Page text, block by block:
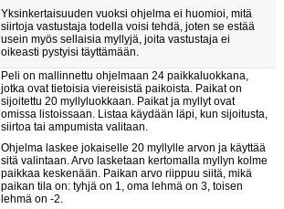
Yksinkertaisuuden vuoksi ohjelma ei huomioi, mitä
siirtoja vastustaja todella voisi tehdä, joten se estää
usein myös sellaisia myllyjä, joita vastustaja ei
oikeasti pystyisi täyttämään.
Peli on mallinnettu ohjelmaan 24 paikkaluokkana,
jotka ovat tietoisia viereisistä paikoista. Paikat on
sijoitettu 20 myllyluokkaan. Paikat ja myllyt ovat
omissa listoissaan. Listaa käydään läpi, kun sijoitusta,
siirtoa tai ampumista valitaan.
Ohjelma laskee jokaiselle 20 myllylle arvon ja käyttää
sitä valintaan. Arvo lasketaan kertomalla myllyn kolme
paikkaa keskenään. Paikan arvo riippuu siitä, mikä
paikan tila on: tyhjä on 1, oma lehmä on 3, toisen
lehmä on -2.